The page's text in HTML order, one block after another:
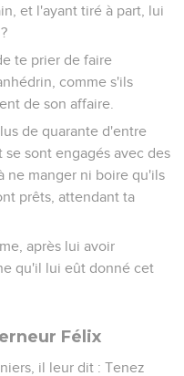
et l'ayant tiré à part, lui
te prier de faire
comme s'ils
de son affaire.
de quarante d'entre
sont engagés avec des
ne manger ni boire qu'ils
prêts, attendant ta
après lui avoir
qu'il lui eût donné cet
Félix
il leur dit : Tenez